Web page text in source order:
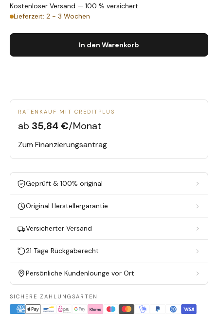
Kostenloser Versand — 100 % versichert
Lieferzeit: 2 - 3 Wochen
In den Warenkorb
RATENKAUF MIT CREDITPLUS
ab 35,84 €/Monat
Zum Finanzierungsantrag
Geprüft & 100% original
Original Herstellergarantie
Versicherter Versand
21 Tage Rückgaberecht
Persönliche Kundenlounge vor Ort
SICHERE ZAHLUNGSARTEN